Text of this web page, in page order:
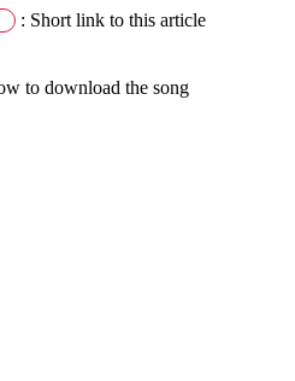
Short link to this article :
to download the song